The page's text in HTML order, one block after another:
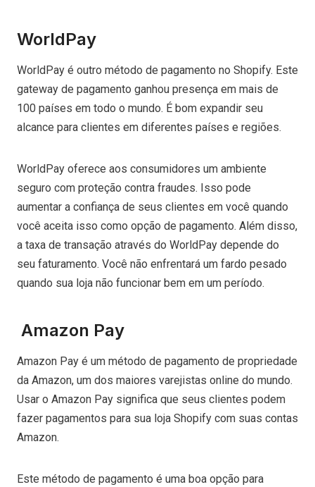
WorldPay
WorldPay é outro método de pagamento no Shopify. Este
gateway de pagamento ganhou presença em mais de
100 países em todo o mundo. É bom expandir seu
alcance para clientes em diferentes países e regiões.
WorldPay oferece aos consumidores um ambiente
seguro com proteção contra fraudes. Isso pode
aumentar a confiança de seus clientes em você quando
você aceita isso como opção de pagamento. Além disso,
a taxa de transação através do WorldPay depende do
seu faturamento. Você não enfrentará um fardo pesado
quando sua loja não funcionar bem em um período.
Amazon Pay
Amazon Pay é um método de pagamento de propriedade
da Amazon, um dos maiores varejistas online do mundo.
Usar o Amazon Pay significa que seus clientes podem
fazer pagamentos para sua loja Shopify com suas contas
Amazon.
Este método de pagamento é uma boa opção para